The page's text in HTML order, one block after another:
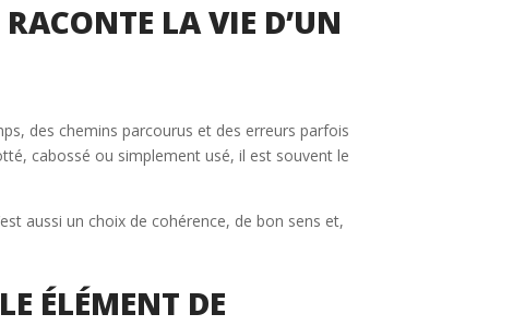
LA VIE D’UN
des chemins parcourus et des erreurs parfois
cabossé ou simplement usé, il est souvent le
aussi un choix de cohérence, de bon sens et,
ÉLÉMENT DE